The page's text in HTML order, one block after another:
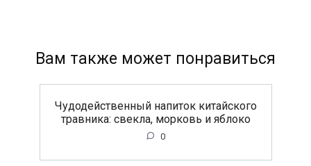
Вам также может понравиться
Чудодейственный напиток китайского
травника: свекла, морковь и яблоко
0